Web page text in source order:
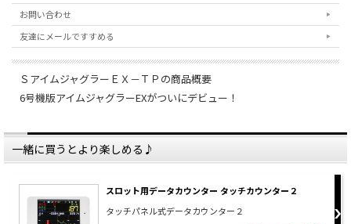
お問い合わせ
友達にメールですすめる
ＳアイムジャグラーＥＸ－ＴＰの商品概要
6号機版アイムジャグラーEXがついにデビュー！
一緒に買うとより楽しめる♪
スロット用データカウンター タッチカウンター２
タッチパネル式データカウンター２